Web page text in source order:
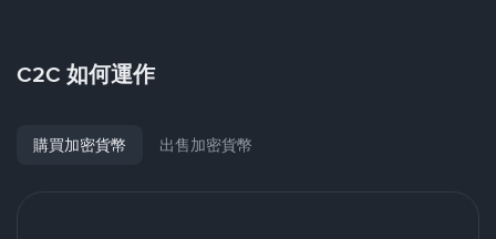
C2C 如何運作
購買加密貨幣 出售加密貨幣